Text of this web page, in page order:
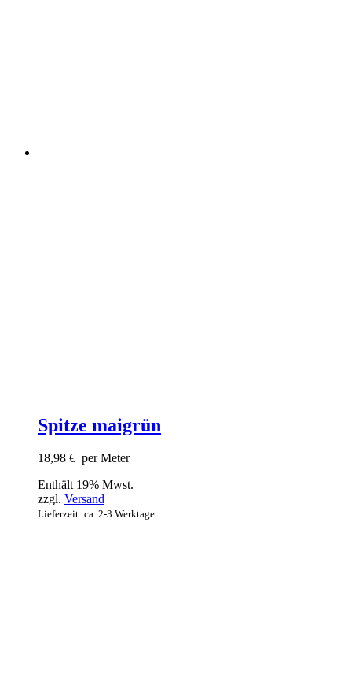
Spitze maigrün
18,98 € per Meter
Enthält 19% Mwst.
zzgl. Versand
Lieferzeit: ca. 2-3 Werktage